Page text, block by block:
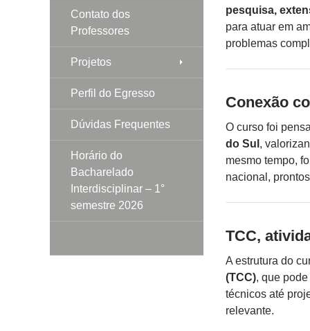
pesquisa,
para atuar em
problemas
Conexão
O curso foi
do Sul ,
mesmo tempo,
nacional,
TCC,
A estrutura do
(TCC), que
técnicos até
relevante.
Contato dos
Professores
Projetos
Perfil do Egresso
Dúvidas Frequentes
Horário do
Bacharelado
Interdisciplinar – 1°
semestre 2026